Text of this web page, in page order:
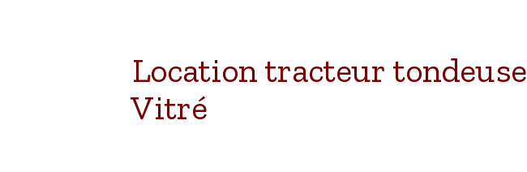
Location tracteur tondeuse
Vitré